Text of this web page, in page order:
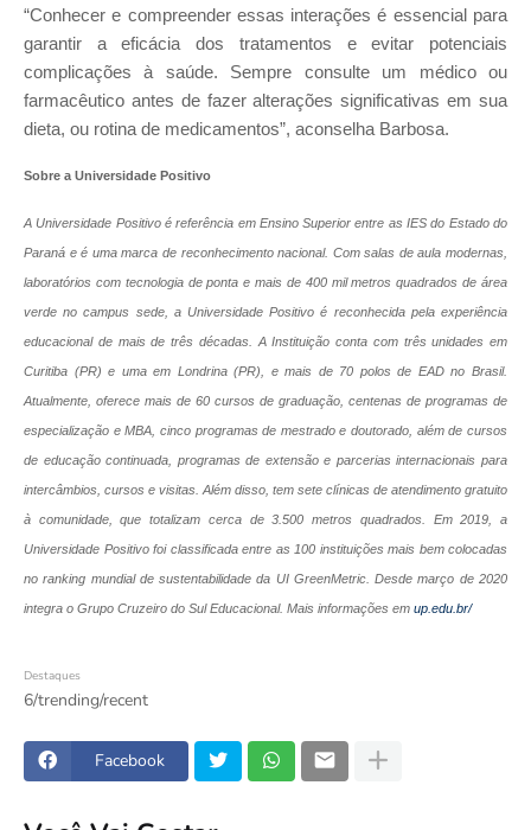
“Conhecer e compreender essas interações é essencial para
garantir a eficácia dos tratamentos e evitar potenciais
complicações à saúde. Sempre consulte um médico ou
farmacêutico antes de fazer alterações significativas em sua
dieta, ou rotina de medicamentos”, aconselha Barbosa.
Sobre a Universidade Positivo
A Universidade Positivo é referência em Ensino Superior entre as IES do Estado do
Paraná e é uma marca de reconhecimento nacional. Com salas de aula modernas,
laboratórios com tecnologia de ponta e mais de 400 mil metros quadrados de área
verdeno campus sede, a Universidade Positivo é reconhecida pela experiência
educacional de mais de três décadas. A Instituição conta com três unidades em
Curitiba (PR) e uma em Londrina (PR), e mais de 70 polos de EAD no Brasil.
Atualmente, oferece mais de 60 cursos de graduação, centenas de programas de
especialização e MBA, cinco programas de mestrado e doutorado, além de cursos
de educação continuada, programas de extensão e parcerias internacionais para
intercâmbios, cursos e visitas. Além disso, tem sete clínicas de atendimento gratuito
à comunidade, que totalizam cerca de 3.500 metros quadrados. Em 2019, a
Universidade Positivo foi classificada entre as 100 instituições mais bem colocadas
no ranking mundial de sustentabilidade da UI GreenMetric. Desde março de 2020
integra o Grupo Cruzeiro do Sul Educacional. Mais informações em up.edu.br/
Destaques
6/trending/recent
Facebook